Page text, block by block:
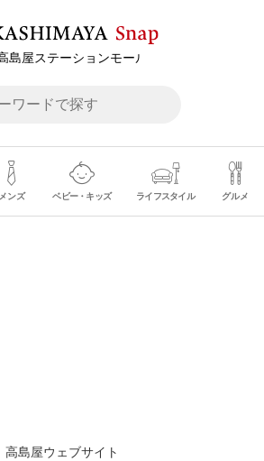
メンズ ベビー・キッズ ライフスタイル グルメ
高島屋ウェブサイト